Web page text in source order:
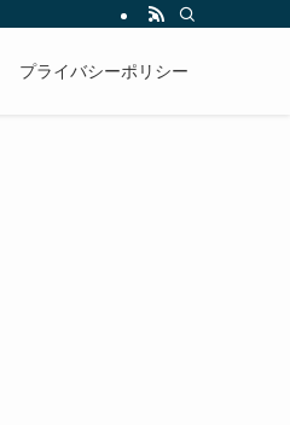
プライバシーポリシー